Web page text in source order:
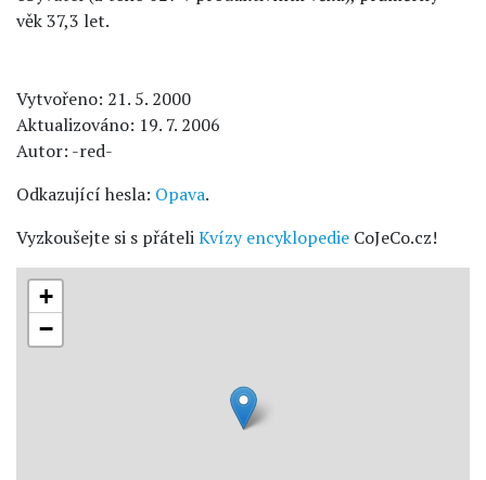
věk 37,3 let.
Vytvořeno: 21. 5. 2000
Aktualizováno: 19. 7. 2006
Autor: -red-
Odkazující hesla: Opava.
Vyzkoušejte si s přáteliKvízy encyklopedie CoJeCo.cz!
+
−